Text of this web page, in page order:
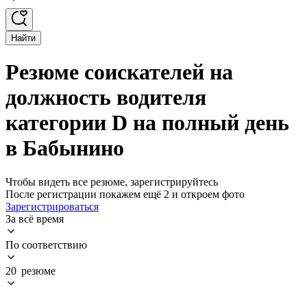
Найти
Резюме соискателей на
должность водителя
категории D на полный день
в Бабынино
Чтобы видеть все резюме, зарегистрируйтесь
После регистрации покажем ещё 2 и откроем фото
Зарегистрироваться
За всё время
По соответствию
20 резюме